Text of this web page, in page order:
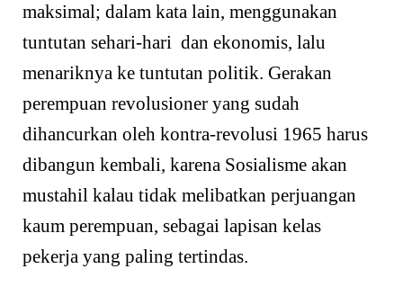
maksimal; dalam kata lain, menggunakan
tuntutan sehari-hari dan ekonomis, lalu
menariknya ke tuntutan politik. Gerakan
perempuan revolusioner yang sudah
dihancurkan oleh kontra-revolusi 1965 harus
dibangun kembali, karena Sosialisme akan
mustahil kalau tidak melibatkan perjuangan
kaum perempuan, sebagai lapisan kelas
pekerja yang paling tertindas.